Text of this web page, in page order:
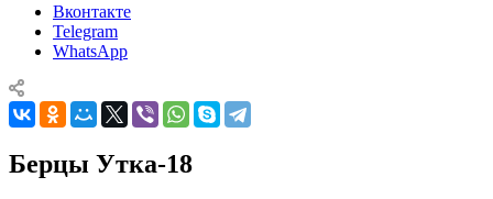
Вконтакте
Telegram
WhatsApp
Берцы Утка-18